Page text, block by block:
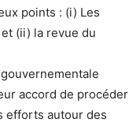
points : (i) Les
(ii) la revue du
accord de procéder
efforts autour des